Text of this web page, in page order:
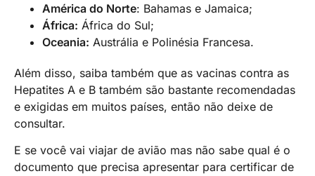
América do Norte: Bahamas e Jamaica;
África: África do Sul;
Oceania: Austrália e Polinésia Francesa.
Além disso, saiba também que as vacinas contra as
Hepatites A e B também são bastante recomendadas
e exigidas em muitos países, então não deixe de
consultar.
E se você vai viajar de avião mas não sabe qual é o
documento que precisa apresentar para certificar de